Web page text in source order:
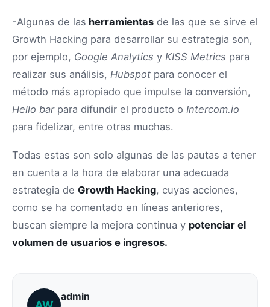
-Algunas de las herramientas de las que se sirve el
Growth Hacking para desarrollar su estrategia son,
por ejemplo, Google Analytics y KISS Metrics para
realizar sus análisis, Hubspot para conocer el
método más apropiado que impulse la conversión,
Hello barpara difundir el producto o Intercom.io
para fidelizar, entre otras muchas.
Todas estas son solo algunas de las pautas a tener
en cuenta a la hora de elaborar una adecuada
estrategia de Growth Hacking, cuyas acciones,
como se ha comentado en líneas anteriores,
buscan siempre la mejora continua y potenciar el
volumen de usuarios e ingresos.
admin